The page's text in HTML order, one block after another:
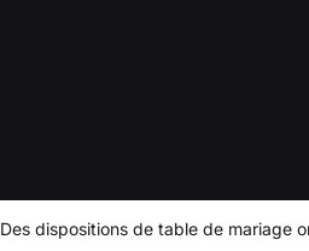
Des dispositions de table de mariage